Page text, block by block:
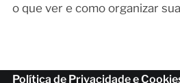
o que ver e como organizar sua
Política de Privacidade e